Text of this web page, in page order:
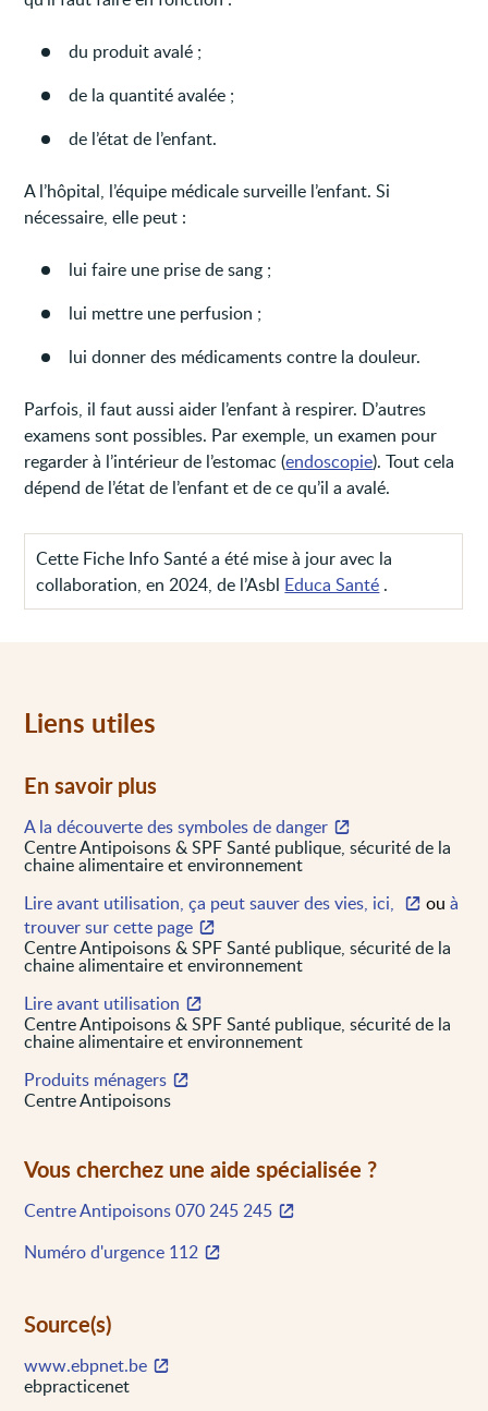
du produit avalé ;
de la quantité avalée ;
de l’état de l’enfant.
A l’hôpital, l’équipe médicale surveille l’enfant. Si
nécessaire, elle peut :
lui faire une prise de sang ;
lui mettre une perfusion ;
lui donner des médicaments contre la douleur.
Parfois, il faut aussi aider l’enfant à respirer. D’autres
examens sont possibles. Par exemple, un examen pour
regarder à l’intérieur de l’estomac (endoscopie). Tout cela
dépend de l’état de l’enfant et de ce qu’il a avalé.
Cette Fiche Info Santé a été mise à jour avec la
collaboration, en 2024, de l’Asbl Educa Santé .
Liens utiles
En savoir plus
A la découverte des symboles de danger
Centre Antipoisons & SPF Santé publique, sécurité de la
chaine alimentaire et environnement
Lire avant utilisation, ça peut sauver des vies, ici,
ouà
trouver sur cette page
Centre Antipoisons & SPF Santé publique, sécurité de la
chaine alimentaire et environnement
Lire avant utilisation
Centre Antipoisons & SPF Santé publique, sécurité de la
chaine alimentaire et environnement
Produits ménagers
Centre Antipoisons
Vous cherchez une aide spécialisée ?
Centre Antipoisons 070 245 245
Numéro d'urgence 112
Source(s)
www.ebpnet.be
ebpracticenet